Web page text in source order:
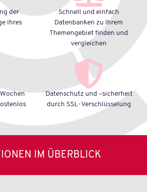
der
Ihres
Schnell und einfach
Datenbanken zu Ihrem
Themengebiet finden und
vergleichen
Datenschutz und –sicherheit
durch SSL-Verschlüsselung
IM ÜBERBLICK